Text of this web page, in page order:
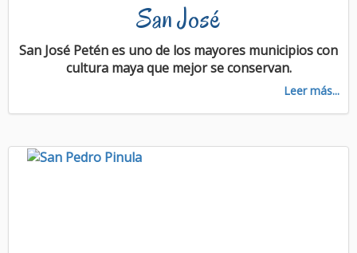
San José
San José Petén es uno de los mayores municipios con
cultura maya que mejor se conservan.
Leer más...